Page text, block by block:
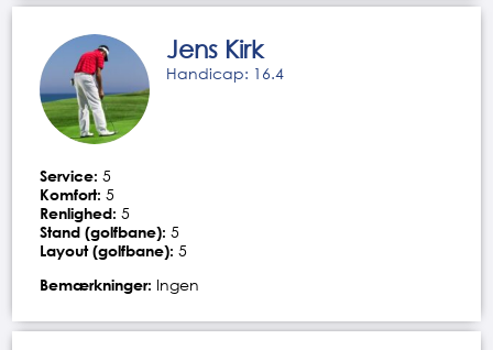
Jens Kirk
Handicap: 16.4
Service: 5
Komfort: 5
Renlighed: 5
Stand (golfbane): 5
Layout (golfbane): 5
Bemærkninger: Ingen